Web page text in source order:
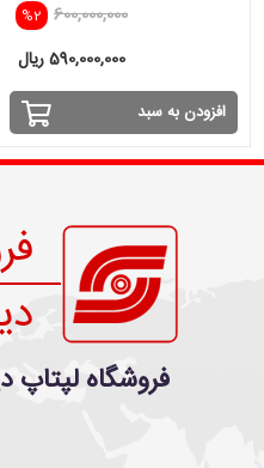
%2 600,000,000
590,000,000 ریال
افزودن به سبد
فروشگاه لپتاپ